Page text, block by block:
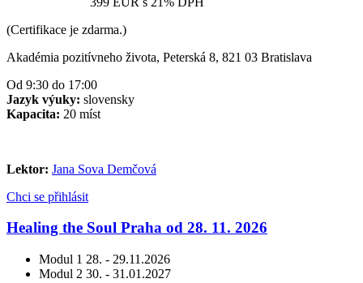
(Certifikace je zdarma.)
Akadémia pozitívneho života, Peterská 8, 821 03 Bratislava
Od 9:30 do 17:00
Jazyk výuky: slovensky
Kapacita: 20 míst
Lektor: Jana Sova Demčová
Chci se přihlásit
Healing the Soul Praha od 28. 11. 2026
Modul 1 28. - 29.11.2026
Modul 2 30. - 31.01.2027